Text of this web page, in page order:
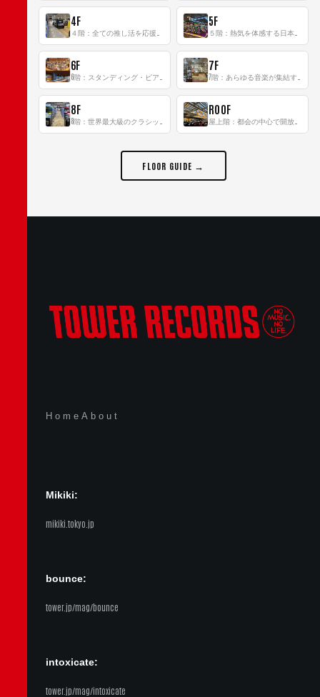
4F 5F
6F 7F
8F ROOF
FLOOR GUIDE →
Home About
Mikiki:
mikiki.tokyo.jp
bounce:
tower.jp/mag/bounce
intoxicate:
tower.jp/mag/intoxicate